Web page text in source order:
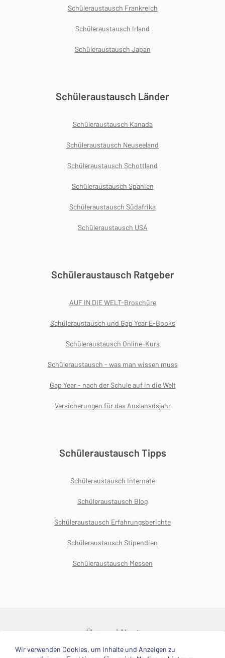
Schüleraustausch Frankreich
Schüleraustausch Irland
Schüleraustausch Japan
Schüleraustausch Länder
Schüleraustausch Kanada
Schüleraustausch Neuseeland
Schüleraustausch Schottland
Schüleraustausch Spanien
Schüleraustausch Südafrika
Schüleraustausch USA
Schüleraustausch Ratgeber
AUF IN DIE WELT-Broschüre
Schüleraustausch und Gap Year E-Books
Schüleraustausch Online-Kurs
Schüleraustausch - was man wissen muss
Gap Year - nach der Schule auf in die Welt
Versicherungen für das Auslansdsjahr
Schüleraustausch Tipps
Schüleraustausch Internate
Schüleraustausch Blog
Schüleraustausch Erfahrungsberichte
Schüleraustausch Stipendien
Schüleraustausch Messen
Über uns About
© 2025 Deutsche Stiftung Völkerverständigung
Wir verwenden Cookies, um Inhalte und Anzeigen zu